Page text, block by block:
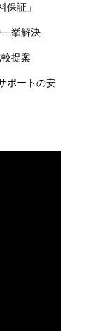
保証」
挙解決
提案
ポートの安